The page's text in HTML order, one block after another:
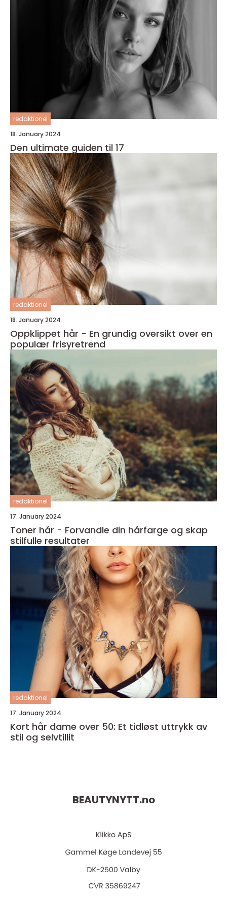
redaktionel
18. January 2024
Den ultimate guiden til 17
redaktionel
18. January 2024
Oppklippet hår - En grundig oversikt over en
populær frisyretrend
redaktionel
17. January 2024
Toner hår - Forvandle din hårfarge og skap
stilfulle resultater
redaktionel
17. January 2024
Kort hår dame over 50: Et tidløst uttrykk av
stil og selvtillit
BEAUTYNYTT.no